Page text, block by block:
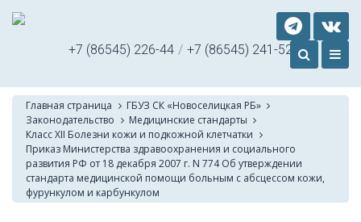
+7 (86545) 226-44 / +7 (86545) 241-52
Главная страница
ГБУЗ СК «Новоселицкая РБ»
Законодательство
Медицинские стандарты
Класс XII Болезни кожи и подкожной клетчатки
Приказ Министерства здравоохранения и социального
развития РФ от 18 декабря 2007 г. N 774 Об утверждении
стандарта медицинской помощи больным с абсцессом кожи,
фурункулом и карбункулом